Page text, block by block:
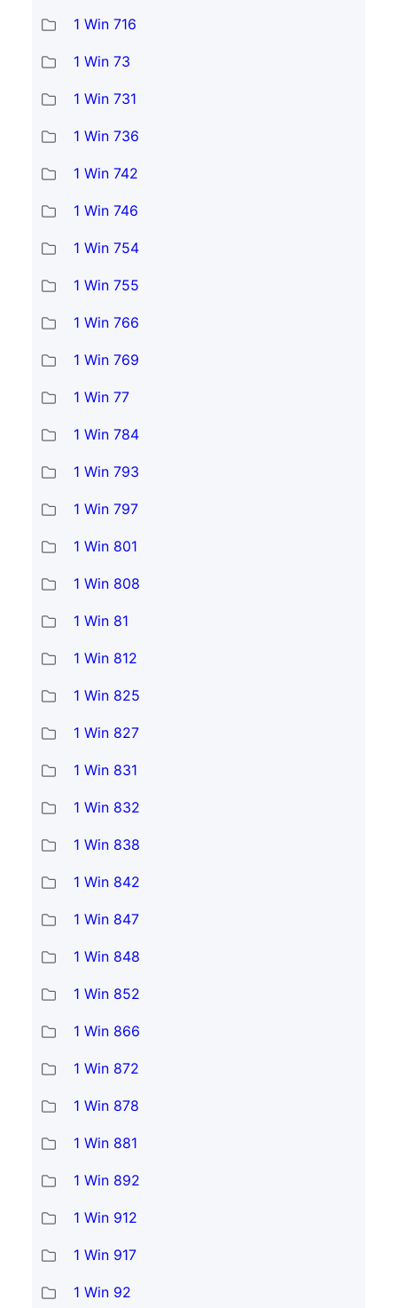
1 Win 716
1 Win 73
1 Win 731
1 Win 736
1 Win 742
1 Win 746
1 Win 754
1 Win 755
1 Win 766
1 Win 769
1 Win 77
1 Win 784
1 Win 793
1 Win 797
1 Win 801
1 Win 808
1 Win 81
1 Win 812
1 Win 825
1 Win 827
1 Win 831
1 Win 832
1 Win 838
1 Win 842
1 Win 847
1 Win 848
1 Win 852
1 Win 866
1 Win 872
1 Win 878
1 Win 881
1 Win 892
1 Win 912
1 Win 917
1 Win 92